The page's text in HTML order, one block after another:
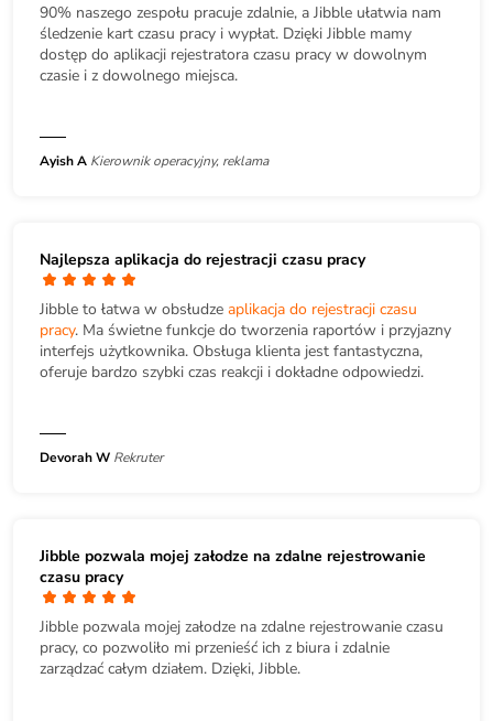
90% naszego zespołu pracuje zdalnie, a Jibble ułatwia nam
śledzenie kart czasu pracy i wypłat. Dzięki Jibble mamy
dostęp do aplikacji rejestratora czasu pracy w dowolnym
czasie i z dowolnego miejsca.
Ayish A Kierownik operacyjny, reklama
Najlepsza aplikacja do rejestracji czasu pracy
Jibble to łatwa w obsłudze aplikacja do rejestracji czasu
pracy. Ma świetne funkcje do tworzenia raportów i przyjazny
interfejs użytkownika. Obsługa klienta jest fantastyczna,
oferuje bardzo szybki czas reakcji i dokładne odpowiedzi.
Devorah W Rekruter
Jibble pozwala mojej załodze na zdalne rejestrowanie
czasu pracy
Jibble pozwala mojej załodze na zdalne rejestrowanie czasu
pracy, co pozwoliło mi przenieść ich z biura i zdalnie
zarządzać całym działem. Dzięki, Jibble.